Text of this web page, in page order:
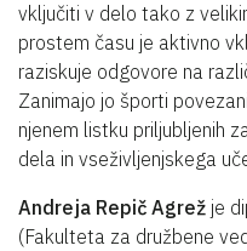
vključiti v delo tako z
prostem času je aktivno
raziskuje odgovore na
Zanimajo jo športi
njenem listku priljubljenih
dela in vseživljenjskega
Andreja Repič Agrež je
(Fakulteta za družbene